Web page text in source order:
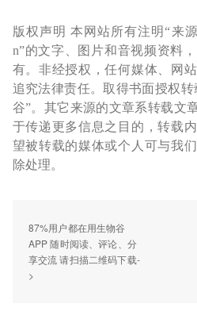
版权声明 本网站所有注明“来
n”的文字、图片和音视频资料
有。非经授权，任何媒体、网
追究法律责任。取得书面授权
谷”。其它来源的文章系转载文
于传递更多信息之目的，转载
望被转载的媒体或个人可与我
除处理。
87%用户都在用生物谷
APP 随时阅读、评论、分
享交流 请扫描二维码下载-
>